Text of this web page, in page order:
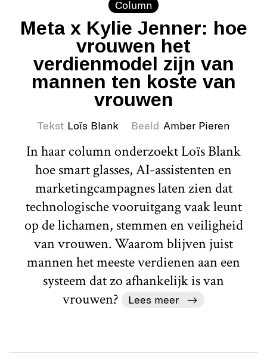
Column
Meta x Kylie Jenner: hoe
vrouwen het
verdienmodel zijn van
mannen ten koste van
vrouwen
Tekst Loïs Blank Beeld Amber Pieren
In haar column onderzoekt Loïs Blank
hoe smart glasses, AI-assistenten en
marketingcampagnes laten zien dat
technologische vooruitgang vaak leunt
op de lichamen, stemmen en veiligheid
van vrouwen. Waarom blijven juist
mannen het meeste verdienen aan een
systeem dat zo afhankelijk is van
vrouwen?
Lees meer